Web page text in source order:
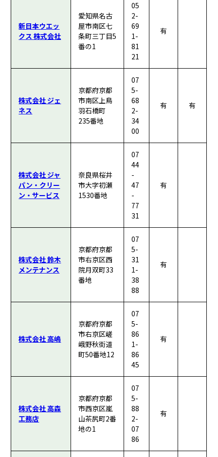
新日本ウエッ
クス 株式会社
愛知県名古
屋市南区七
条町三丁目5
番の1
05
2-
69
1-
81
21
有
株式会社 ジェ
ネス
京都府京都
市南区上鳥
羽石橋町
235番地
07
5-
68
2-
34
00
有 有
株式会社 ジャ
パン・クリー
ン・サービス
奈良県桜井
市大字初瀬
1530番地
07
44
-
47
-
77
31
有
株式会社 鈴木
メンテナンス
京都府京都
市右京区西
院月双町33
番地
07
5-
31
1-
38
88
有
株式会社 高嶋
京都府京都
市右京区嵯
峨野秋街道
町50番地12
07
5-
86
1-
86
45
有
株式会社 高森
工務店
京都府京都
市西京区嵐
山茶尻町2番
地の1
07
5-
88
2-
07
86
有